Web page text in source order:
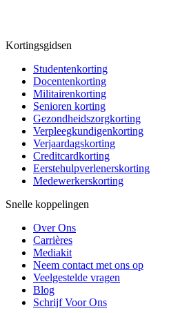
Kortingsgidsen
Studentenkorting
Docentenkorting
Militairenkorting
Senioren korting
Gezondheidszorgkorting
Verpleegkundigenkorting
Verjaardagskorting
Creditcardkorting
Eerstehulpverlenerskorting
Medewerkerskorting
Snelle koppelingen
Over Ons
Carrières
Mediakit
Neem contact met ons op
Veelgestelde vragen
Blog
Schrijf Voor Ons